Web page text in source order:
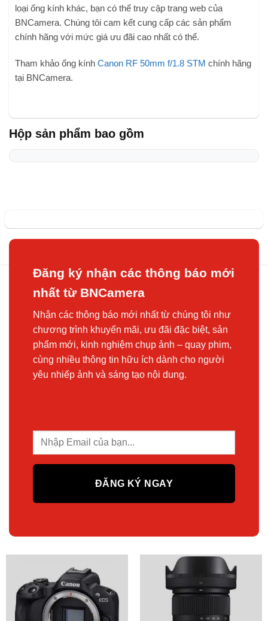
loại ống kính khác, bạn có thể truy cập trang web của
BNCamera. Chúng tôi cam kết cung cấp các sản phẩm
chính hãng với mức giá ưu đãi cao nhất có thể.
Tham khảo ống kính Canon RF 50mm f/1.8 STM chính hãng
tại BNCamera.
Hộp sản phẩm bao gồm
Đăng ký nhận các thông báo mới
nhất từ BNCamera
Nhận các thông báo mới nhất từ chúng tôi như
chương trình khuyến mãi, ưu đãi đặc biệt, sản
phẩm mới, kinh nghiệm chụp ảnh – quay phim,
cùng nhiều thông tin hữu ích dành cho người
yêu nhiếp ảnh và sáng tạo nội dung.